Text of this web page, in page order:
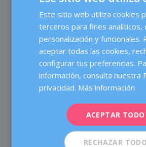
error, pero la clasificación es útil
desigualdades socialesque en el
materno-infantilexisten a nivel
Este sitio web utiliza cookies
terceros para fines analíticos,
personalización y funcionales.
aceptar todas las cookies,
configurar tus preferencias.
información, consulta nuestra
privacidad. Más información
ACEPTAR TODO
RECHAZAR TODO